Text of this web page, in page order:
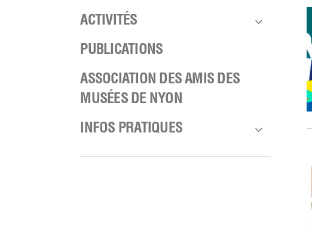
ACTIVITÉS 3
PUBLICATIONS
ASSOCIATION DES AMIS DES
MUSÉES DE NYON
INFOS PRATIQUES 3